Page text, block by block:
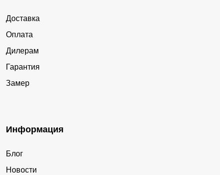
Доставка
Оплата
Дилерам
Гарантия
Замер
Информация
Блог
Новости